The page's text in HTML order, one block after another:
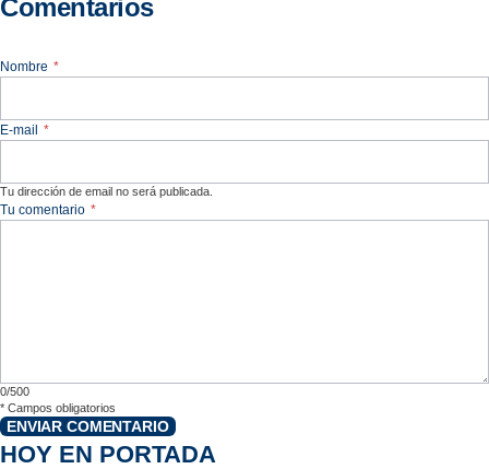
Comentarios
Nombre *
E-mail *
Tu dirección de email no será publicada.
Tu comentario *
0/500
* Campos obligatorios
ENVIAR COMENTARIO
HOY EN PORTADA